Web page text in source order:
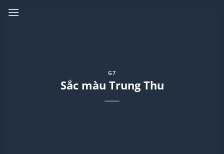
G7
Sắc màu Trung Thu